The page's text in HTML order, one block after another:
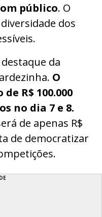
público. O
dos
da
O
R$ 100.000
no dia 7 e 8.
de apenas R$
de democratizar